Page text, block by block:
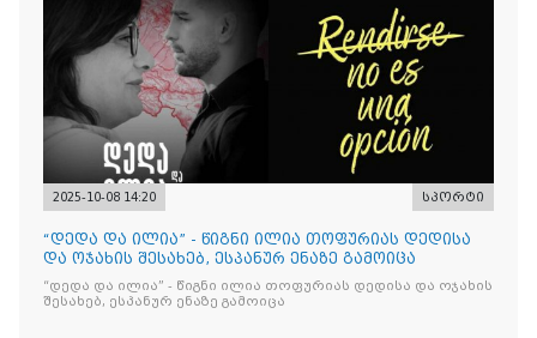
2025-10-08 14:20 სპორტი
“დედა და ილია” - წიგნი ილია თოფურიას დედისა
და ოჯახის შესახებ, ესპანურ ენაზე გამოიცა
“დედა და ილია” - წიგნი ილია თოფურიას დედისა და ოჯახის
შესახებ, ესპანურ ენაზე გამოიცა